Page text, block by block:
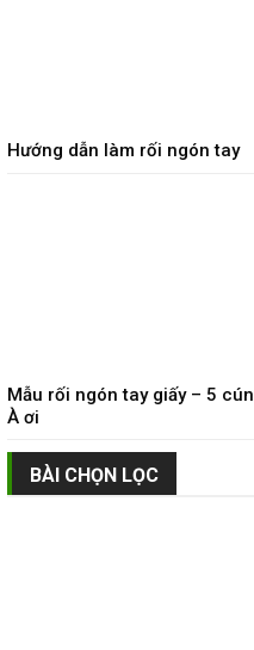
Hướng dẫn làm rối ngón tay
Mẫu rối ngón tay giấy – 5 cún
À ơi
BÀI CHỌN LỌC